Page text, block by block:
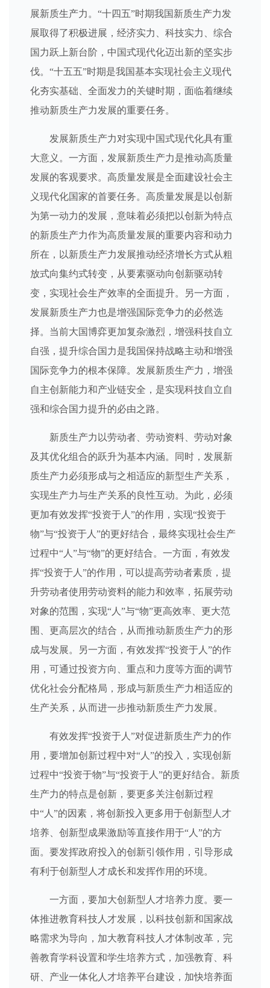
展新质生产力。“十四五”时期我国新质生产力发
展取得了积极进展，经济实力、科技实力、综合
国力跃上新台阶，中国式现代化迈出新的坚实步
伐。“十五五”时期是我国基本实现社会主义现代
化夯实基础、全面发力的关键时期，面临着继续
推动新质生产力发展的重要任务。
发展新质生产力对实现中国式现代化具有重
大意义。一方面，发展新质生产力是推动高质量
发展的客观要求。高质量发展是全面建设社会主
义现代化国家的首要任务。高质量发展是以创新
为第一动力的发展，意味着必须把以创新为特点
的新质生产力作为高质量发展的重要内容和动力
所在，以新质生产力发展推动经济增长方式从粗
放式向集约式转变，从要素驱动向创新驱动转
变，实现社会生产效率的全面提升。另一方面，
发展新质生产力也是增强国际竞争力的必然选
择。当前大国博弈更加复杂激烈，增强科技自立
自强，提升综合国力是我国保持战略主动和增强
国际竞争力的根本保障。发展新质生产力，增强
自主创新能力和产业链安全，是实现科技自立自
强和综合国力提升的必由之路。
新质生产力以劳动者、劳动资料、劳动对象
及其优化组合的跃升为基本内涵。同时，发展新
质生产力必须形成与之相适应的新型生产关系，
实现生产力与生产关系的良性互动。为此，必须
更加有效发挥“投资于人”的作用，实现“投资于
物”与“投资于人”的更好结合，最终实现社会生产
过程中“人”与“物”的更好结合。一方面，有效发
挥“投资于人”的作用，可以提高劳动者素质，提
升劳动者使用劳动资料的能力和效率，拓展劳动
对象的范围，实现“人”与“物”更高效率、更大范
围、更高层次的结合，从而推动新质生产力的形
成与发展。另一方面，有效发挥“投资于人”的作
用，可通过投资方向、重点和力度等方面的调节
优化社会分配格局，形成与新质生产力相适应的
生产关系，从而进一步推动新质生产力发展。
有效发挥“投资于人”对促进新质生产力的作
用，要增加创新过程中对“人”的投入，实现创新
过程中“投资于物”与“投资于人”的更好结合。新质
生产力的特点是创新，要更多关注创新过程
中“人”的因素，将创新投入更多用于创新型人才
培养、创新型成果激励等直接作用于“人”的方
面。要发挥政府投入的创新引领作用，引导形成
有利于创新型人才成长和发挥作用的环境。
一方面，要加大创新型人才培养力度。要一
体推进教育科技人才发展，以科技创新和国家战
略需求为导向，加大教育科技人才体制改革，完
善教育学科设置和学生培养方式，加强教育、科
研、产业一体化人才培养平台建设，加快培养面